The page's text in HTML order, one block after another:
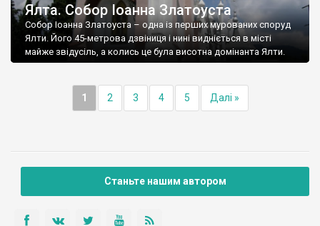
Ялта. Собор Іоанна Златоуста
Собор Іоанна Златоуста – одна із перших мурованих споруд
Ялти. Його 45-метрова дзвіниця і нині видніється в місті
майже звідусіль, а колись це була висотна домінанта Ялти.
1 2 3 4 5 Далі »
Станьте нашим автором